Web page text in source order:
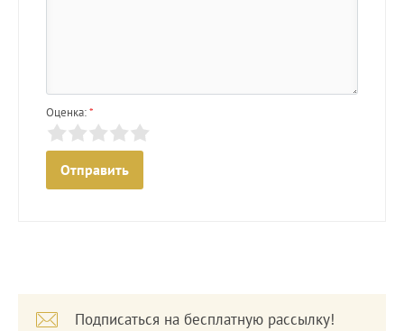
Оценка:*
Подписаться на бесплатную рассылку!